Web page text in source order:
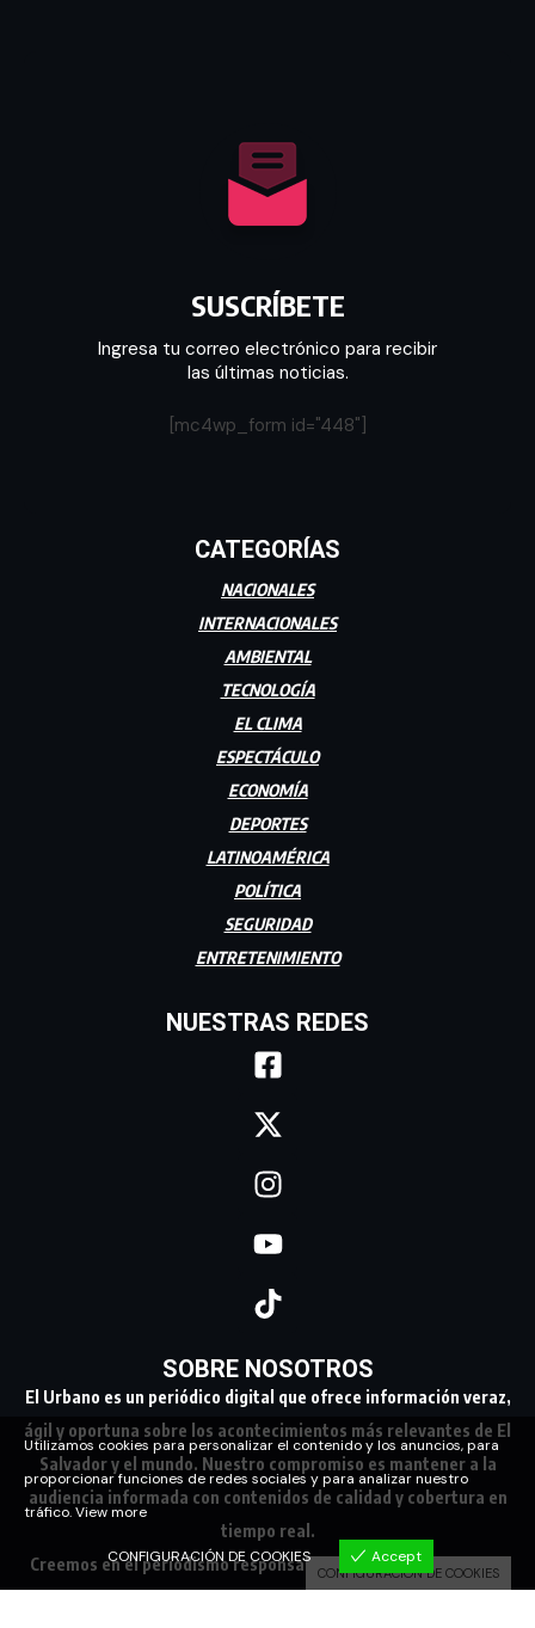
SUSCRÍBETE
Ingresa tu correo electrónico para recibir
las últimas noticias.
[mc4wp_form id="448"]
CATEGORÍAS
NACIONALES
INTERNACIONALES
AMBIENTAL
TECNOLOGÍA
EL CLIMA
ESPECTÁCULO
ECONOMÍA
DEPORTES
LATINOAMÉRICA
POLÍTICA
SEGURIDAD
ENTRETENIMIENTO
NUESTRAS REDES
SOBRE NOSOTROS
El Urbano es un periódico digital que ofrece información veraz,
ágil y oportuna sobre los acontecimientos más relevantes de El
Salvador y el mundo. Nuestro compromiso es mantener a la
audiencia informada con contenidos de calidad y cobertura en
tiempo real.
Creemos en el periodismo responsable, conectando a nuestra
Utilizamos cookies para personalizar el contenido y los anuncios, para
proporcionar funciones de redes sociales y para analizar nuestro
tráfico.View more
CONFIGURACIÓN DE COOKIES Accept
CONFIGURACIÓN DE COOKIES